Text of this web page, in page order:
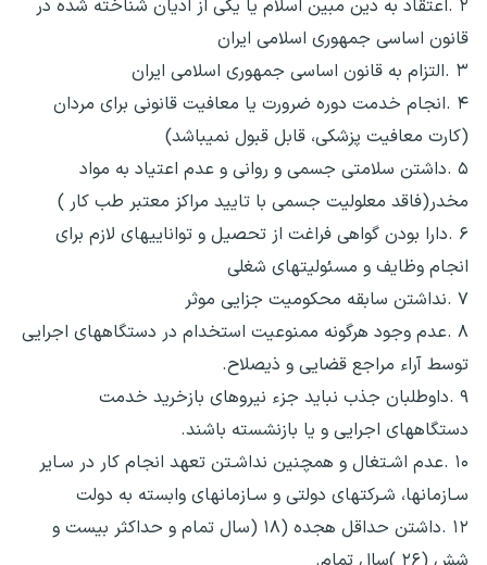
۲ .اعتقاد به دین مبین اسلام یا یکی از ادیان شناخته شده در
قانون اساسی جمهوری اسلامی ایران
۳ .التزام به قانون اساسی جمهوری اسلامی ایران
۴ .انجام خدمت دوره ضرورت یا معافیت قانونی برای مردان
(کارت معافیت پزشکی، قابل قبول نمیباشد)
۵ .داشتن سلامتی جسمی و روانی و عدم اعتیاد به مواد
مخدر(فاقد معلولیت جسمی با تایید مراکز معتبر طب کار )
۶ .دارا بودن گواهی فراغت از تحصیل و تواناییهای لازم برای
انجام وظایف و مسئولیتهای شغلی
۷ .نداشتن سابقه محکومیت جزایی موثر
۸ .عدم وجود هرگونه ممنوعیت استخدام در دستگاههای اجرایی
توسط آراء مراجع قضایی و ذیصلاح.
۹ .داوطلبان جذب نباید جزء نیروهای بازخرید خدمت
دستگاههای اجرایی و یا بازنشسته باشند.
۱۰ .عدم اشـتغال و همچنین نداشـتن تعهد انجام کار در سـایر
سـازمانها، شـرکتهای دولتی و سـازمانهای وابسته به دولت
۱۲ .داشتن حداقل هجده (۱۸ (سال تمام و حداکثر بیست و